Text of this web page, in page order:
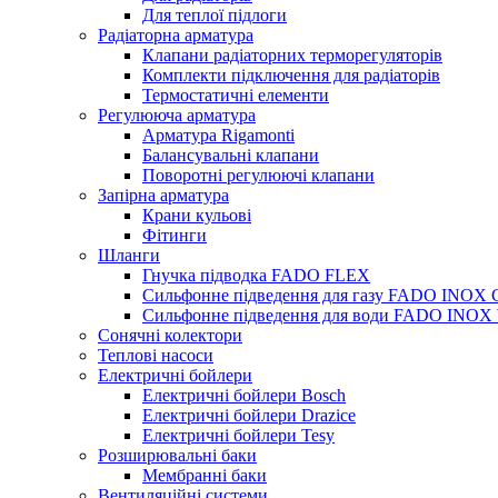
Для теплої підлоги
Радіаторна арматура
Клапани радіаторних терморегуляторів
Комплекти підключення для радіаторів
Термостатичні елементи
Регулююча арматура
Арматура Rigamonti
Балансувальні клапани
Поворотні регулюючі клапани
Запірна арматура
Крани кульові
Фітинги
Шланги
Гнучка підводка FADO FLEX
Сильфонне підведення для газу FADO INOX
Сильфонне підведення для води FADO INOX
Сонячні колектори
Теплові насоси
Електричні бойлери
Електричні бойлери Bosch
Електричні бойлери Drazice
Електричні бойлери Tesy
Розширювальні баки
Мембранні баки